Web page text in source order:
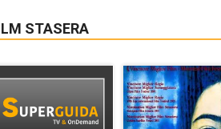
STASERA